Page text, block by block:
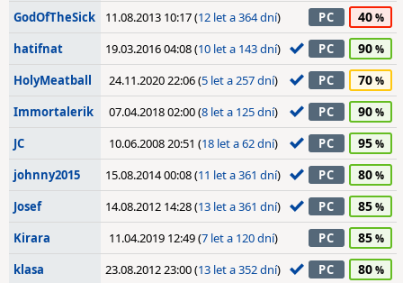
GodOfTheSick 11.08.2013 10:17 (12 let a 364 dní) PC 40
hatifnat 19.03.2016 04:08 (10 let a 143 dní) PC 90
HolyMeatball 24.11.2020 22:06 (5 let a 257 dní) PC 70
Immortalerik 07.04.2018 02:00 (8 let a 125 dní) PC 90
JC 10.06.2008 20:51 (18 let a 62 dní) PC 95
johnny2015 15.08.2014 00:08 (11 let a 361 dní) PC 80
Josef 14.08.2012 14:28 (13 let a 361 dní) PC 85
Kirara 11.04.2019 12:49 (7 let a 120 dní) PC 85
klasa 23.08.2012 23:00 (13 let a 352 dní) PC 80